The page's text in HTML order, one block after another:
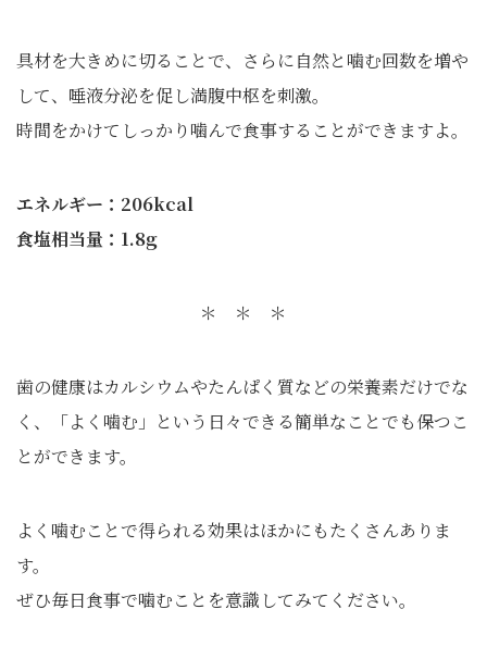
具材を大きめに切ることで、さらに自然と噛む回数を増や
して、唾液分泌を促し満腹中枢を刺激。
時間をかけてしっかり噛んで食事することができますよ。
エネルギー：206kcal
食塩相当量：1.8g
＊ ＊ ＊
歯の健康はカルシウムやたんぱく質などの栄養素だけでな
く、「よく噛む」という日々できる簡単なことでも保つこ
とができます。
よく噛むことで得られる効果はほかにもたくさんありま
す。
ぜひ毎日食事で噛むことを意識してみてください。